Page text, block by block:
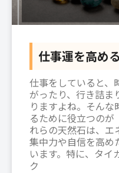
仕事運を高め
仕事をしていると、
がったり、行き詰ま
りますよね。そん
るために役立つのが
れらの天然石は、エ
集中力や自信を高め
います。特に、タイ
ク